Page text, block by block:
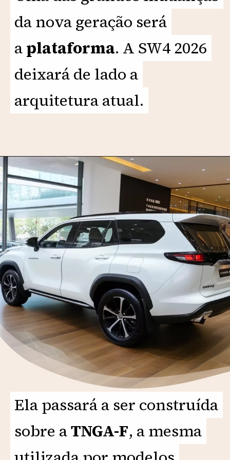
da nova geração será
aplataforma. A SW4 2026
deixará de lado a
arquitetura atual.
da nova geração será
aplataforma. A SW4 2026
deixará de lado a
arquitetura atual.
Opening
Ela passará a ser construída
sobre aTNGA-F, a mesma
Ela passará a ser construída
sobre aTNGA-F, a mesma